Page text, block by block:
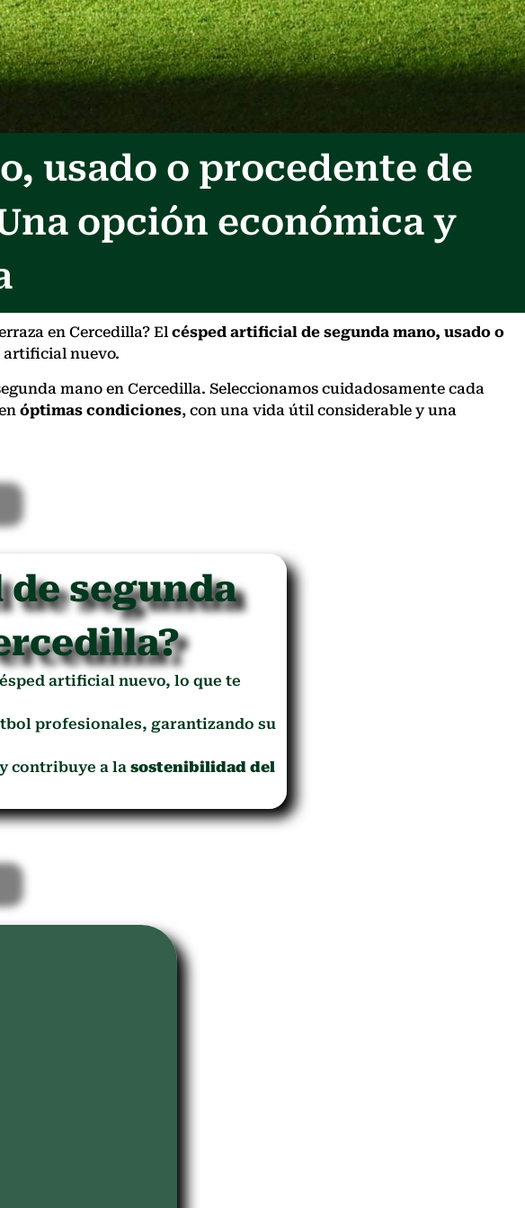
usado o procedente de
opción económica y
en Cercedilla? El césped artificial de segunda mano, usado o
artificial nuevo.
mano en Cercedilla. Seleccionamos cuidadosamente cada
óptimas condiciones, con una vida útil considerable y una
segunda
artificial nuevo, lo que te
profesionales, garantizando su
contribuye a la sostenibilidad del